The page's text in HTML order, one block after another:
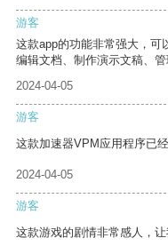
游客
这款app的功能非常强大，可
编辑文档、制作演示文稿、管
2024-04-05
游客
这款加速器VPM应用程序已
2024-04-05
游客
这款游戏的剧情非常感人，让